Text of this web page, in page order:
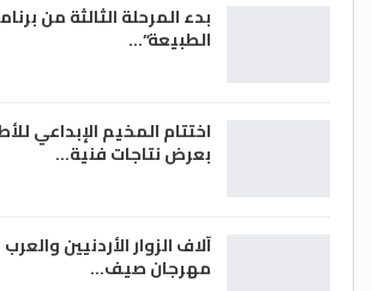
بدء المرحلة الثالثة من
الطبيعة”…
اختتام المخيم الإبداعي
بعرض نتاجات فنية…
آلاف الزوار الأردنيين
مهرجان صيف…